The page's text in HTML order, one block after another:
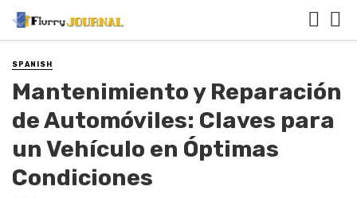
SPANISH
Mantenimiento y Reparación
de Automóviles: Claves para
un Vehículo en Óptimas
Condiciones